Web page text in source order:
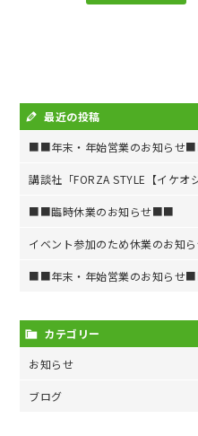
最近の投稿
■■年末・年始営業のお知らせ
講談社「FORZA STYLE【イケオ
■■臨時休業のお知らせ■■
イベント参加のため休業のお知
■■年末・年始営業のお知らせ
カテゴリー
お知らせ
ブログ